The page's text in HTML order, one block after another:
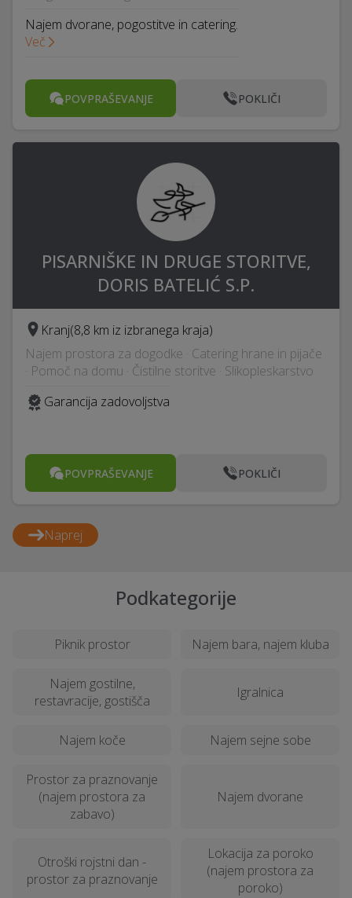
Najem dvorane, pogostitve in catering.
Več
POVPRAŠEVANJE POKLIČI
PISARNIŠKE IN DRUGE STORITVE,
DORIS BATELIĆ S.P.
Kranj(8,8 km iz izbranega kraja)
Najem prostora za dogodke · Catering hrane in pijače
· Pomoč na domu · Čistilne storitve · Slikopleskarstvo
Garancija zadovoljstva
POVPRAŠEVANJE POKLIČI
Naprej
Podkategorije
Piknik prostor Najem bara, najem kluba
Najem gostilne,
restavracije, gostišča
Igralnica
Najem koče Najem sejne sobe
Prostor za praznovanje
(najem prostora za
zabavo)
Najem dvorane
Otroški rojstni dan -
prostor za praznovanje
Lokacija za poroko
(najem prostora za
poroko)